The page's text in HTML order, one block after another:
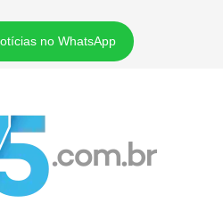
no WhatsApp